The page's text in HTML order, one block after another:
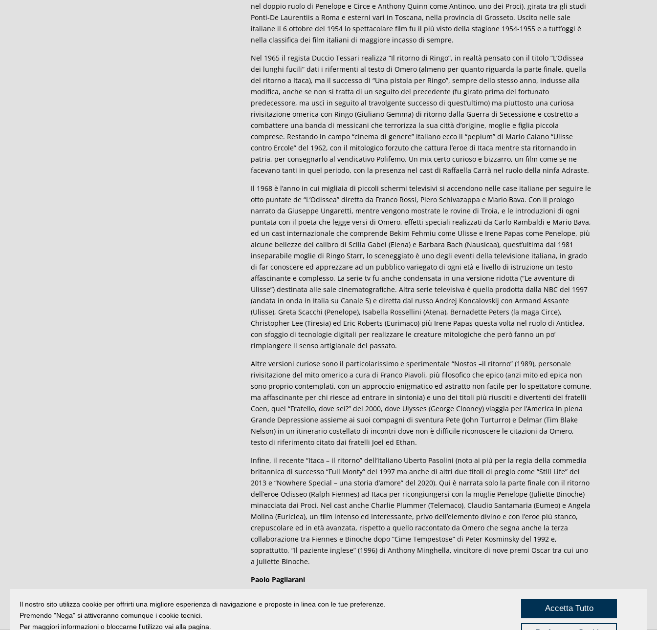
nel doppio ruolo di Penelope e Circe e Anthony Quinn come Antinoo, uno dei Proci), girata tra gli studi
Ponti-De Laurentiis a Roma e esterni vari in Toscana, nella provincia di Grosseto. Uscito nelle sale
italiane il 6 ottobre del 1954 lo spettacolare film fu il più visto della stagione 1954-1955 e a tutt’oggi è
nella classifica dei film italiani di maggiore incasso di sempre.
Nel 1965 il regista Duccio Tessari realizza “Il ritorno di Ringo”, in realtà pensato con il titolo “L’Odissea
dei lunghi fucili” dati i rifermenti al testo di Omero (almeno per quanto riguarda la parte finale, quella
del ritorno a Itaca), ma il successo di “Una pistola per Ringo”, sempre dello stesso anno, indusse alla
modifica, anche se non si tratta di un seguito del precedente (fu girato prima del fortunato
predecessore, ma uscì in seguito al travolgente successo di quest’ultimo) ma piuttosto una curiosa
rivisitazione omerica con Ringo (Giuliano Gemma) di ritorno dalla Guerra di Secessione e costretto a
combattere una banda di messicani che terrorizza la sua città d’origine, moglie e figlia piccola
comprese. Restando in campo “cinema di genere” italiano ecco il “peplum” di Mario Caiano “Ulisse
contro Ercole” del 1962, con il mitologico forzuto che cattura l’eroe di Itaca mentre sta ritornando in
patria, per consegnarlo al vendicativo Polifemo. Un mix certo curioso e bizzarro, un film come se ne
facevano tanti in quel periodo, con la presenza nel cast di Raffaella Carrà nel ruolo della ninfa Adraste.
Il 1968 è l’anno in cui migliaia di piccoli schermi televisivi si accendono nelle case italiane per seguire le
otto puntate de “L’Odissea” diretta da Franco Rossi, Piero Schivazappa e Mario Bava. Con il prologo
narrato da Giuseppe Ungaretti, mentre vengono mostrate le rovine di Troia, e le introduzioni di ogni
puntata con il poeta che legge versi di Omero, effetti speciali realizzati da Carlo Rambaldi e Mario Bava,
ed un cast internazionale che comprende Bekim Fehmiu come Ulisse e Irene Papas come Penelope, più
alcune bellezze del calibro di Scilla Gabel (Elena) e Barbara Bach (Nausicaa), quest’ultima dal 1981
inseparabile moglie di Ringo Starr, lo sceneggiato è uno degli eventi della televisione italiana, in grado
di far conoscere ed apprezzare ad un pubblico variegato di ogni età e livello di istruzione un testo
affascinante e complesso. La serie tv fu anche condensata in una versione ridotta (“Le avventure di
Ulisse”) destinata alle sale cinematografiche. Altra serie televisiva è quella prodotta dalla NBC del 1997
(andata in onda in Italia su Canale 5) e diretta dal russo Andrej Koncalovskij con Armand Assante
(Ulisse), Greta Scacchi (Penelope), Isabella Rossellini (Atena), Bernadette Peters (la maga Circe),
Christopher Lee (Tiresia) ed Eric Roberts (Eurimaco) più Irene Papas questa volta nel ruolo di Anticlea,
con sfoggio di tecnologie digitali per realizzare le creature mitologiche che però fanno un po’
rimpiangere il senso artigianale del passato.
Altre versioni curiose sono il particolarissimo e sperimentale “Nostos –il ritorno” (1989), personale
rivisitazione del mito omerico a cura di Franco Piavoli, più filosofico che epico (anzi mito ed epica non
sono proprio contemplati, con un approccio enigmatico ed astratto non facile per lo spettatore comune,
ma affascinante per chi riesce ad entrare in sintonia) e uno dei titoli più riusciti e divertenti dei fratelli
Coen, quel “Fratello, dove sei?” del 2000, dove Ulysses (George Clooney) viaggia per l’America in piena
Grande Depressione assieme ai suoi compagni di sventura Pete (John Turturro) e Delmar (Tim Blake
Nelson) in un itinerario costellato di incontri dove non è difficile riconoscere le citazioni da Omero,
testo di riferimento citato dai fratelli Joel ed Ethan.
Infine, il recente “Itaca – il ritorno” dell’italiano Uberto Pasolini (noto ai più per la regia della commedia
britannica di successo “Full Monty” del 1997 ma anche di altri due titoli di pregio come “Still Life” del
2013 e “Nowhere Special – una storia d’amore” del 2020). Qui è narrata solo la parte finale con il ritorno
dell’eroe Odisseo (Ralph Fiennes) ad Itaca per ricongiungersi con la moglie Penelope (Juliette Binoche)
minacciata dai Proci. Nel cast anche Charlie Plummer (Telemaco), Claudio Santamaria (Eumeo) e Angela
Molina (Euriclea), un film intenso ed interessante, privo dell’elemento divino e con l’eroe più stanco,
crepuscolare ed in età avanzata, rispetto a quello raccontato da Omero che segna anche la terza
collaborazione tra Fiennes e Binoche dopo “Cime Tempestose” di Peter Kosminsky del 1992 e,
soprattutto, “Il paziente inglese” (1996) di Anthony Minghella, vincitore di nove premi Oscar tra cui uno
a Juliette Binoche.
Paolo Pagliarani
Il nostro sito utilizza cookie per offrirti una migliore esperienza di navigazione e proposte in linea con le tue preferenze.
Premendo "Nega" si attiveranno comunque i cookie tecnici.
Per maggiori informazioni o bloccarne l'utilizzo vai alla pagina.
Accetta Tutto